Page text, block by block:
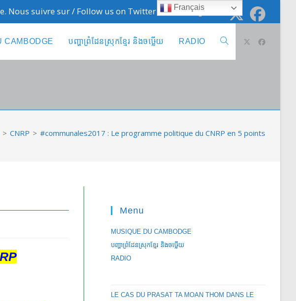
suivre sur / Follow us on Twitter @cambodge_info
CAMBODGE បញ្ហាព្រំដែនស្រុកខ្មែរ និងចឞ្លើយ RADIO Toggle
> CNRP > #communales2017 : Le programme politique du CNRP en 5 points
Menu
MUSIQUE DU CAMBODGE
បញ្ហាព្រំដែនស្រុកខ្មែរ និងចឞ្លើយ
RADIO
LE CAS DU PRASAT TA MOAN THOM DANS LE
Français